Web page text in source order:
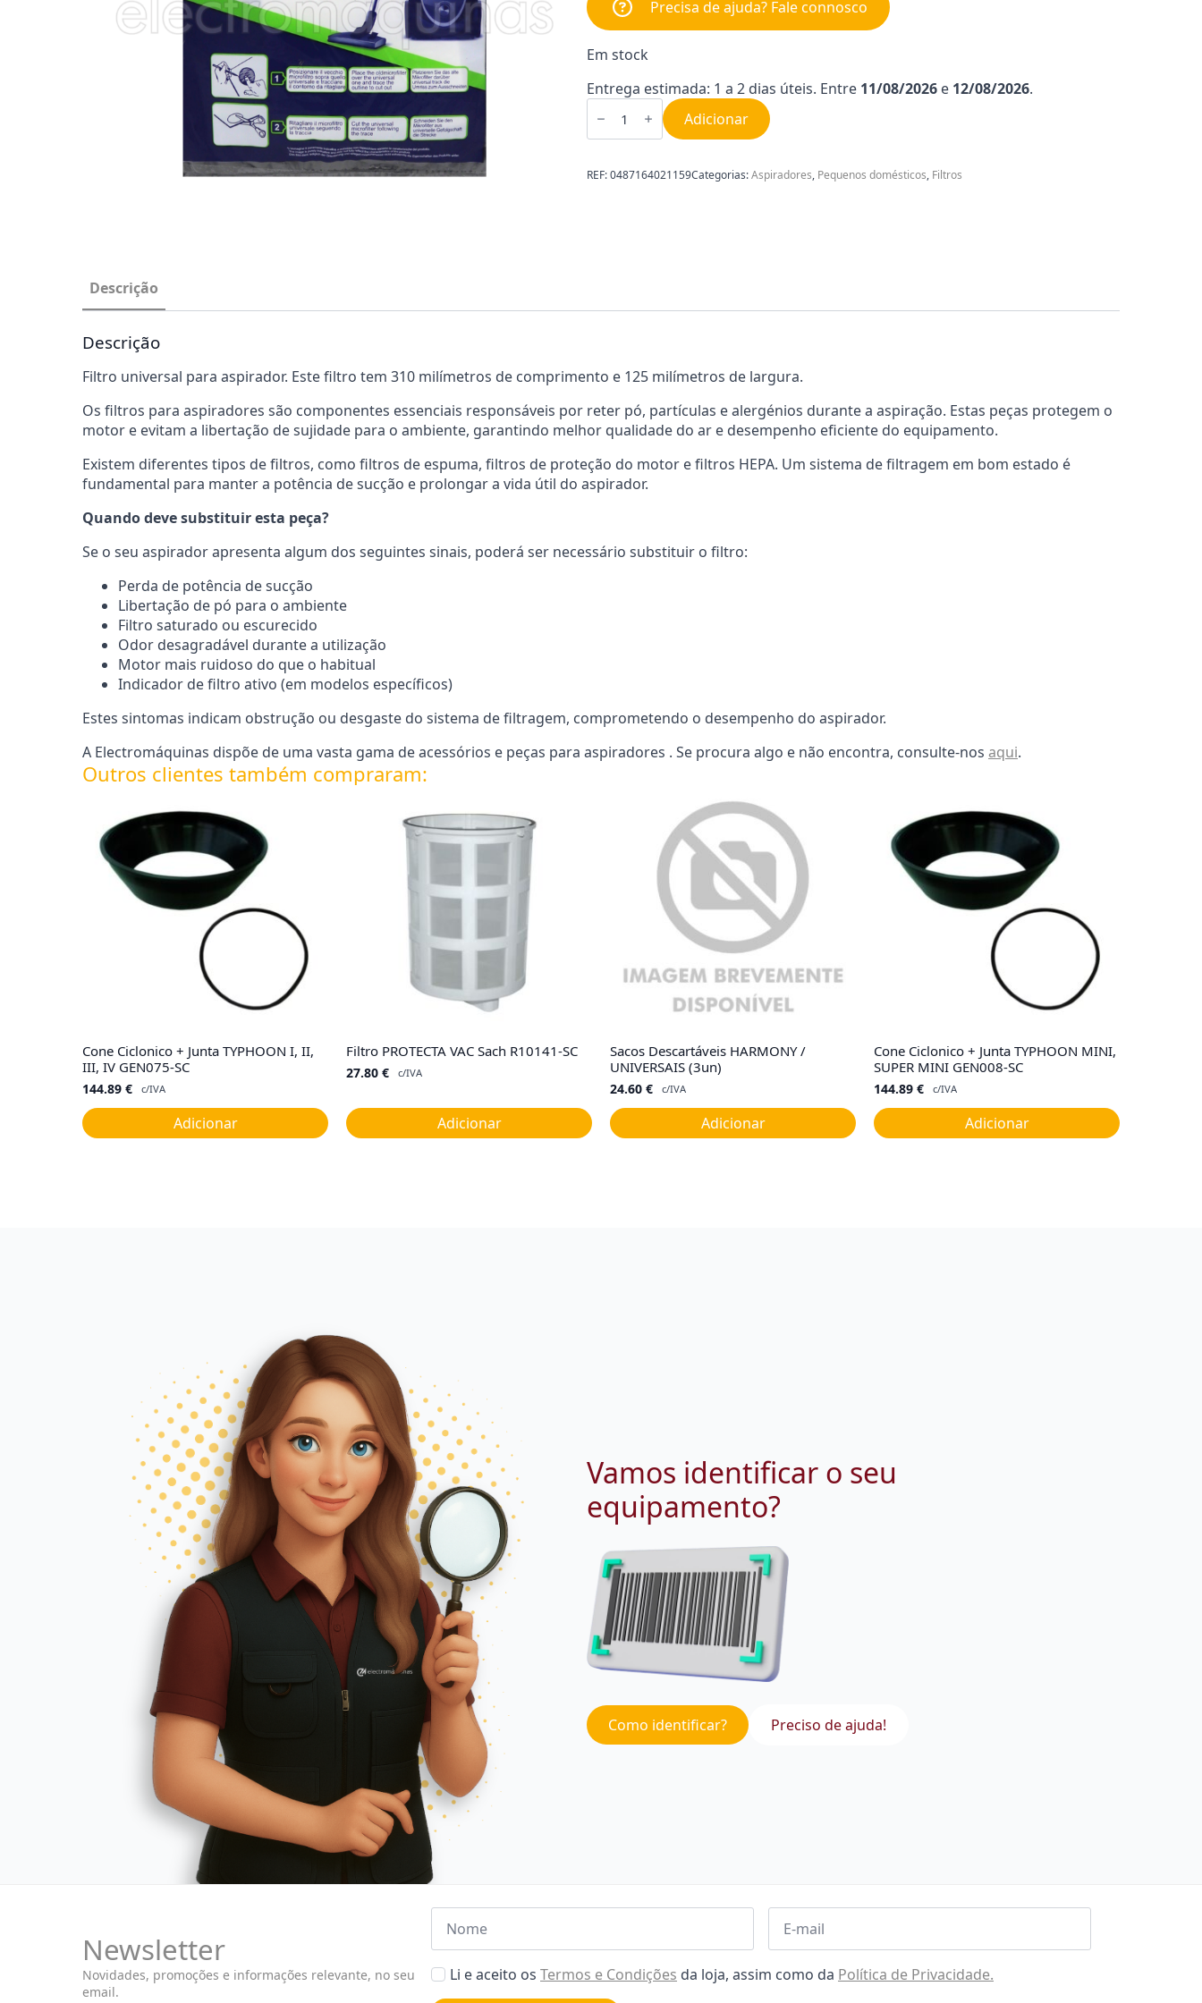
Precisa de ajuda? Fale connosco
Em stock
Entrega estimada: 1 a 2 dias úteis. Entre 11/08/2026 e 12/08/2026.
Quantidade
de
Aspirador
310X125
0487164021159
Adicionar
REF:0487164021159Categorias:Aspiradores, Pequenos domésticos, Filtros
Descrição
Descrição
Filtro universal para aspirador. Este filtro tem 310 milímetros de comprimento e 125 milímetros de largura.
Os filtros para aspiradores são componentes essenciais responsáveis por reter pó, partículas e alergénios durante a aspiração. Estas peças protegem o
motor e evitam a libertação de sujidade para o ambiente, garantindo melhor qualidade do ar e desempenho eficiente do equipamento.
Existem diferentes tipos de filtros, como filtros de espuma, filtros de proteção do motor e filtros HEPA. Um sistema de filtragem em bom estado é
fundamental para manter a potência de sucção e prolongar a vida útil do aspirador.
Quando deve substituir esta peça?
Se o seu aspirador apresenta algum dos seguintes sinais, poderá ser necessário substituir o filtro:
Perda de potência de sucção
Libertação de pó para o ambiente
Filtro saturado ou escurecido
Odor desagradável durante a utilização
Motor mais ruidoso do que o habitual
Indicador de filtro ativo (em modelos específicos)
Estes sintomas indicam obstrução ou desgaste do sistema de filtragem, comprometendo o desempenho do aspirador.
A Electromáquinas dispõe de uma vasta gama de acessórios e peças para aspiradores . Se procura algo e não encontra, consulte-nos aqui.
Outros clientes também compraram:
Cone Ciclonico + Junta TYPHOON I, II,
III, IV GEN075-SC
144.89 € c/IVA
Adicionar
Filtro PROTECTA VAC Sach R10141-SC
27.80 € c/IVA
Adicionar
Sacos Descartáveis HARMONY /
UNIVERSAIS (3un)
24.60 € c/IVA
Adicionar
Cone Ciclonico + Junta TYPHOON MINI,
SUPER MINI GEN008-SC
144.89 € c/IVA
Adicionar
Vamos identificar o seu
equipamento?
Como identificar? Preciso de ajuda!
Newsletter
Novidades, promoções e informações relevante, no seu
email.
Nome Email
Aceitar
Li e aceito os Termos e Condições da loja, assim como da Política de Privacidade.